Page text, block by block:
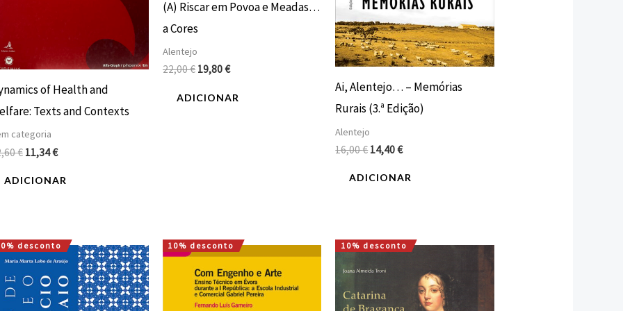
of Health and
Texts and Contexts
categoria
€ 11,34€
ADICIONAR
(A) Riscar em Povoa e Meadas…
a Cores
Alentejo
22,00€ 19,80€
ADICIONAR
Ai, Alentejo… – Memórias
Rurais (3.ª Edição)
Alentejo
16,00€14,40€
ADICIONAR
desconto
O
preço
original
era:
18,00 €.
O
preço
atual
é:
16,20 €.
10% desconto
O
original
era:
8,00 €.
O
atual
é:
7,20 €.
10% desconto
O
era:
18,00 €.
O
atual
16,00 €.